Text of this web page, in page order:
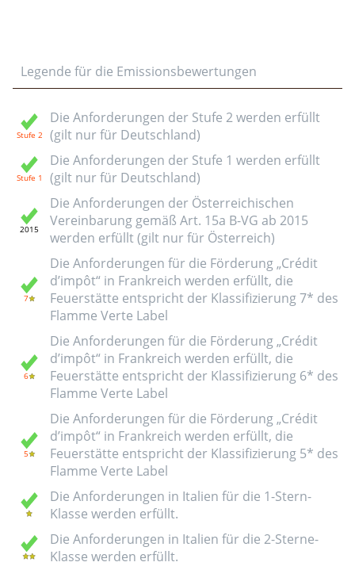
Legende für die Emissionsbewertungen
Die Anforderungen der Stufe 2 werden erfüllt
(gilt nur für Deutschland)
Die Anforderungen der Stufe 1 werden erfüllt
(gilt nur für Deutschland)
Die Anforderungen der Österreichischen
Vereinbarung gemäß Art. 15a B-VG ab 2015
werden erfüllt (gilt nur für Österreich)
Die Anforderungen für die Förderung „Crédit
d’impôt“ in Frankreich werden erfüllt, die
Feuerstätte entspricht der Klassifizierung 7* des
Flamme Verte Label
Die Anforderungen für die Förderung „Crédit
d’impôt“ in Frankreich werden erfüllt, die
Feuerstätte entspricht der Klassifizierung 6* des
Flamme Verte Label
Die Anforderungen für die Förderung „Crédit
d’impôt“ in Frankreich werden erfüllt, die
Feuerstätte entspricht der Klassifizierung 5* des
Flamme Verte Label
Die Anforderungen in Italien für die 1-Stern-
Klasse werden erfüllt.
Die Anforderungen in Italien für die 2-Sterne-
Klasse werden erfüllt.